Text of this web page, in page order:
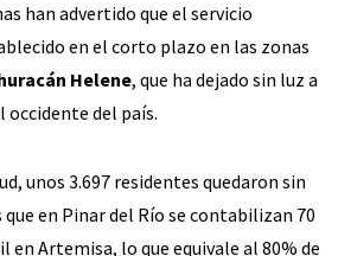
han advertido que el servicio
en el corto plazo en las zonas
Helene, que ha dejado sin luz a
occidente del país.
unos 3.697 residentes quedaron sin
en Pinar del Río se contabilizan 70
en Artemisa, lo que equivale al 80% de